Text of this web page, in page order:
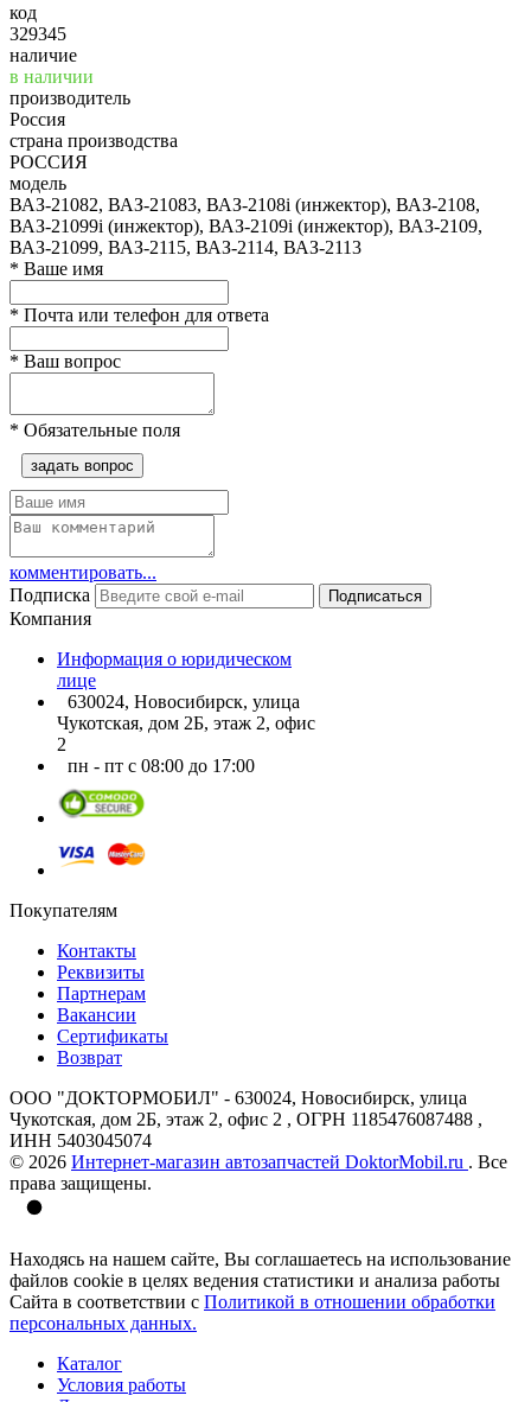
код
329345
наличие
в наличии
производитель
Россия
страна производства
РОССИЯ
модель
ВАЗ-21082, ВАЗ-21083, ВАЗ-2108i (инжектор), ВАЗ-2108,
ВАЗ-21099i (инжектор), ВАЗ-2109i (инжектор), ВАЗ-2109,
ВАЗ-21099, ВАЗ-2115, ВАЗ-2114, ВАЗ-2113
* Ваше имя
* Почта или телефон для ответа
* Ваш вопрос
* Обязательные поля
задать вопрос
комментировать...
Подписка
Подписаться
Компания
Информация о юридическом
лице
630024, Новосибирск, улица
Чукотская, дом 2Б, этаж 2, офис
2
пн - пт с 08:00 до 17:00
Покупателям
Контакты
Реквизиты
Партнерам
Вакансии
Сертификаты
Возврат
ООО "ДОКТОРМОБИЛ" - 630024, Новосибирск, улица
Чукотская, дом 2Б, этаж 2, офис 2 , ОГРН 1185476087488 ,
ИНН 5403045074
© 2026 Интернет-магазин автозапчастей DoktorMobil.ru . Все
права защищены.
Находясь на нашем сайте, Вы соглашаетесь на использование
файлов cookie в целях ведения статистики и анализа работы
Сайта в соответствии с Политикой в отношении обработки
персональных данных.
Каталог
Условия работы